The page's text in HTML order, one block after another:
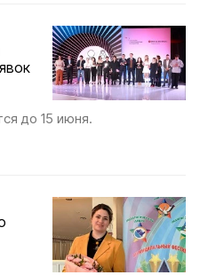
до 15 июня.